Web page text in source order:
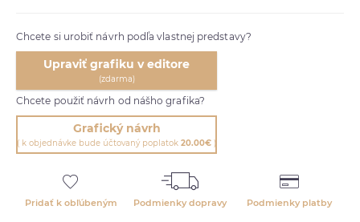
Chcete si urobiť návrh podľa vlastnej predstavy?
Upraviť grafiku v editore
(zdarma)
Chcete použiť návrh od nášho grafika?
Grafický návrh
( k objednávke bude účtovaný poplatok 20.00€ )
Pridať k obľúbeným Podmienky dopravy Podmienky platby